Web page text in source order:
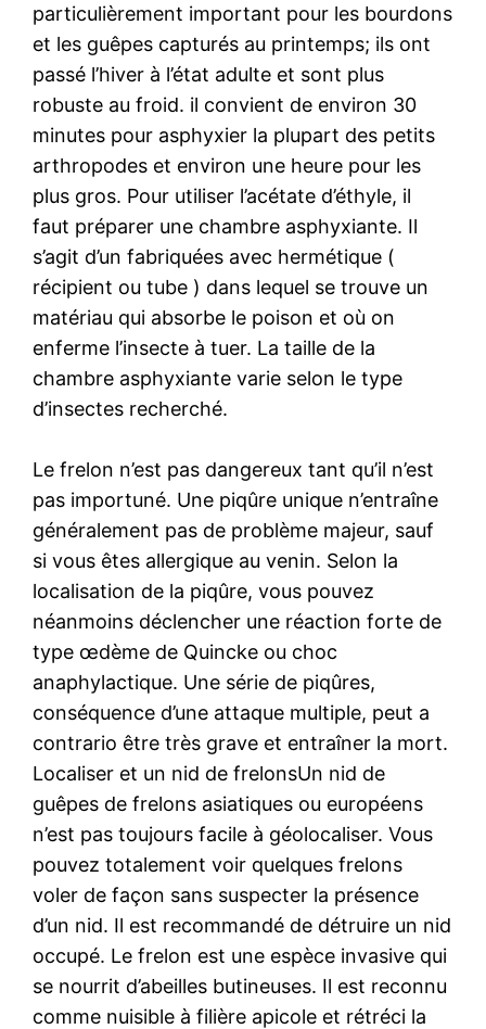
particulièrement important pour les bourdons
et les guêpes capturés au printemps; ils ont
passé l’hiver à l’état adulte et sont plus
robuste au froid. il convient de environ 30
minutes pour asphyxier la plupart des petits
arthropodes et environ une heure pour les
plus gros. Pour utiliser l’acétate d’éthyle, il
faut préparer une chambre asphyxiante. Il
s’agit d’un fabriquées avec hermétique (
récipient ou tube ) dans lequel se trouve un
matériau qui absorbe le poison et où on
enferme l’insecte à tuer. La taille de la
chambre asphyxiante varie selon le type
d’insectes recherché.
Le frelon n’est pas dangereux tant qu’il n’est
pas importuné. Une piqûre unique n’entraîne
généralement pas de problème majeur, sauf
si vous êtes allergique au venin. Selon la
localisation de la piqûre, vous pouvez
néanmoins déclencher une réaction forte de
type œdème de Quincke ou choc
anaphylactique. Une série de piqûres,
conséquence d’une attaque multiple, peut a
contrario être très grave et entraîner la mort.
Localiser et un nid de frelonsUn nid de
guêpes de frelons asiatiques ou européens
n’est pas toujours facile à géolocaliser. Vous
pouvez totalement voir quelques frelons
voler de façon sans suspecter la présence
d’un nid. Il est recommandé de détruire un nid
occupé. Le frelon est une espèce invasive qui
se nourrit d’abeilles butineuses. Il est reconnu
comme nuisible à filière apicole et rétréci la